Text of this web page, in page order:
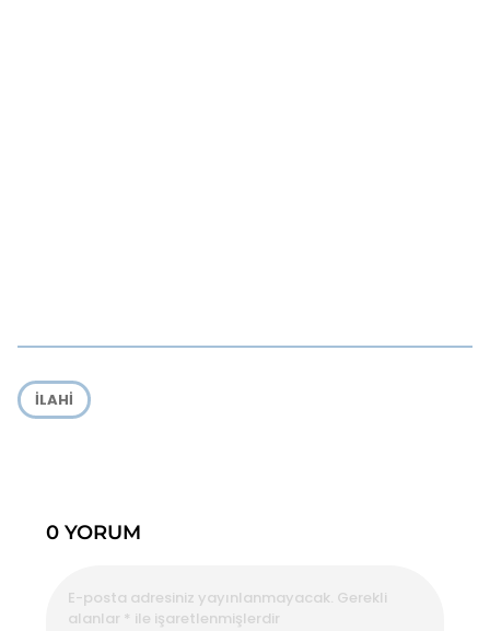
ILAHI
0 YORUM
E-posta adresiniz yayınlanmayacak. Gerekli
alanlar * ile işaretlenmişlerdir